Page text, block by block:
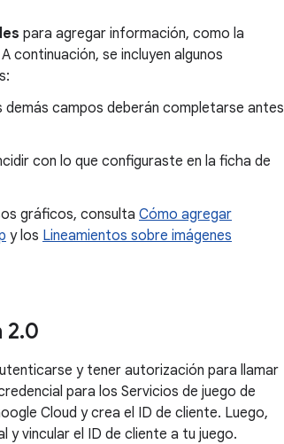
para agregar información, como la
continuación, se incluyen algunos
demás campos deberán completarse antes
con lo que configuraste en la ficha de
gráficos, consulta Cómo agregar
y los Lineamientos sobre imágenes
2.0
y tener autorización para llamar
para los Servicios de juego de
Cloud y crea el ID de cliente. Luego,
y vincular el ID de cliente a tu juego.